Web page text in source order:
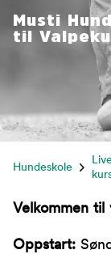
Musti
til
Hundeskole
Live
Velkommen til
Oppstart: